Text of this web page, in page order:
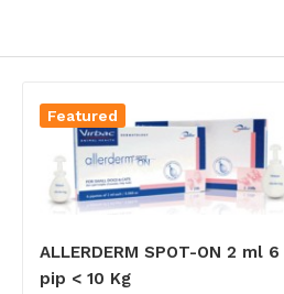
Featured
ALLERDERM SPOT-ON 2 ml 6
pip < 10 Kg